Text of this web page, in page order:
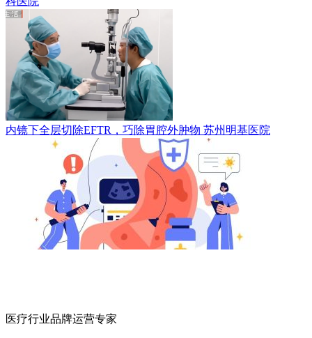
内镜下全层切除EFTR，巧除胃腔外肿物 苏州明基医院
医疗行业品牌运营专家